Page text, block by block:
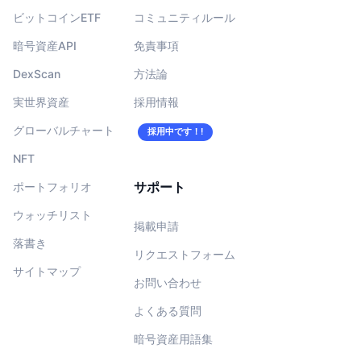
ビットコインETF
暗号資産API
DexScan
実世界資産
グローバルチャート
NFT
ポートフォリオ
ウォッチリスト
落書き
サイトマップ
コミュニティルール
免責事項
方法論
採用情報
採用中です！!
サポート
掲載申請
リクエストフォーム
お問い合わせ
よくある質問
暗号資産用語集